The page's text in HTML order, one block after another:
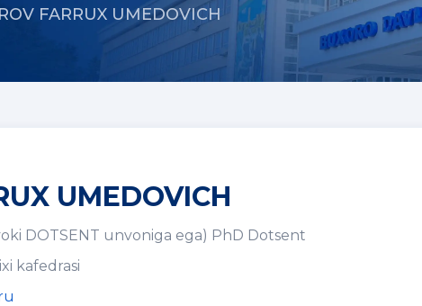
FARRUX UMEDOVICH
UMEDOVICH
DOTSENT unvoniga ega) PhD Dotsent
kafedrasi